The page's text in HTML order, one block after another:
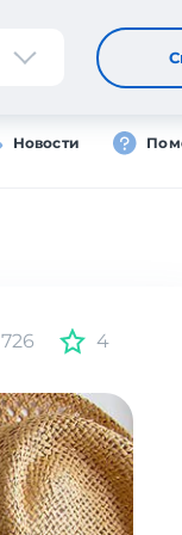
Регистрация
Новости
726 4